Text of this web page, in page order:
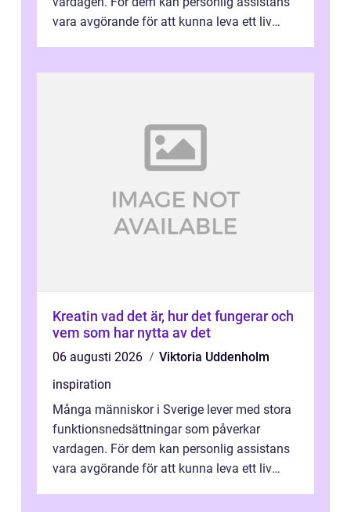
vara avgörande för att kunna leva ett liv
Kreatin vad det är, hur det fungerar och
vem som har nytta av det
06 augusti 2026
Viktoria Uddenholm
inspiration
Många människor i Sverige lever med stora
funktionsnedsättningar som påverkar
vardagen. För dem kan personlig assistans
vara avgörande för att kunna leva ett liv